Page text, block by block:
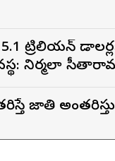
ట్రిలియన్
నిర్మలా
జాతి